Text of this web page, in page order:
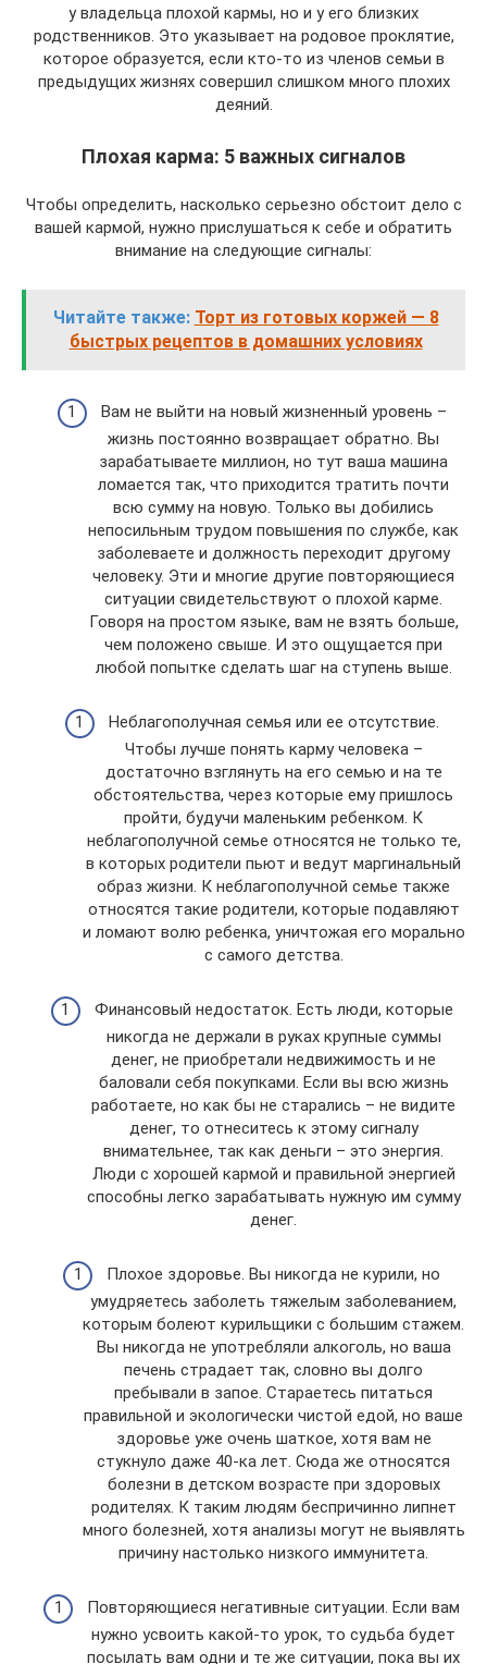
у владельца плохой кармы, но и у его близких
родственников. Это указывает на родовое проклятие,
которое образуется, если кто-то из членов семьи в
предыдущих жизнях совершил слишком много плохих
деяний.
Плохая карма: 5 важных сигналов
Чтобы определить, насколько серьезно обстоит дело с
вашей кармой, нужно прислушаться к себе и обратить
внимание на следующие сигналы:
Читайте также: Торт из готовых коржей — 8
быстрых рецептов в домашних условиях
Вам не выйти на новый жизненный уровень –
жизнь постоянно возвращает обратно. Вы
зарабатываете миллион, но тут ваша машина
ломается так, что приходится тратить почти
всю сумму на новую. Только вы добились
непосильным трудом повышения по службе, как
заболеваете и должность переходит другому
человеку. Эти и многие другие повторяющиеся
ситуации свидетельствуют о плохой карме.
Говоря на простом языке, вам не взять больше,
чем положено свыше. И это ощущается при
любой попытке сделать шаг на ступень выше.
Неблагополучная семья или ее отсутствие.
Чтобы лучше понять карму человека –
достаточно взглянуть на его семью и на те
обстоятельства, через которые ему пришлось
пройти, будучи маленьким ребенком. К
неблагополучной семье относятся не только те,
в которых родители пьют и ведут маргинальный
образ жизни. К неблагополучной семье также
относятся такие родители, которые подавляют
и ломают волю ребенка, уничтожая его морально
с самого детства.
Финансовый недостаток. Есть люди, которые
никогда не держали в руках крупные суммы
денег, не приобретали недвижимость и не
баловали себя покупками. Если вы всю жизнь
работаете, но как бы не старались – не видите
денег, то отнеситесь к этому сигналу
внимательнее, так как деньги – это энергия.
Люди с хорошей кармой и правильной энергией
способны легко зарабатывать нужную им сумму
денег.
Плохое здоровье. Вы никогда не курили, но
умудряетесь заболеть тяжелым заболеванием,
которым болеют курильщики с большим стажем.
Вы никогда не употребляли алкоголь, но ваша
печень страдает так, словно вы долго
пребывали в запое. Стараетесь питаться
правильной и экологически чистой едой, но ваше
здоровье уже очень шаткое, хотя вам не
стукнуло даже 40-ка лет. Сюда же относятся
болезни в детском возрасте при здоровых
родителях. К таким людям беспричинно липнет
много болезней, хотя анализы могут не выявлять
причину настолько низкого иммунитета.
Повторяющиеся негативные ситуации. Если вам
нужно усвоить какой-то урок, то судьба будет
посылать вам одни и те же ситуации, пока вы их